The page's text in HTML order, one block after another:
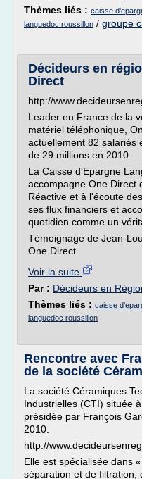
Thèmes liés : caisse
languedoc roussillon / groupe
Décideurs en
Direct
http://
Leader en France de la
matériel téléphonique,
actuellement 82 salariés
de 29 millions en 2010.
La Caisse d'Epargne
accompagne One Direct
Réactive et à l'écoute
ses flux financiers et
quotidien comme un
Témoignage de Jean-
One Direct
Voir la suite
Par : Décideurs en
Thèmes liés : caisse
languedoc roussillon
Rencontre avec
de la société
La société Céramiques
Industrielles (CTI) située
présidée par François
2010.
http://
Elle est spécialisée dans
séparation et de filtration,